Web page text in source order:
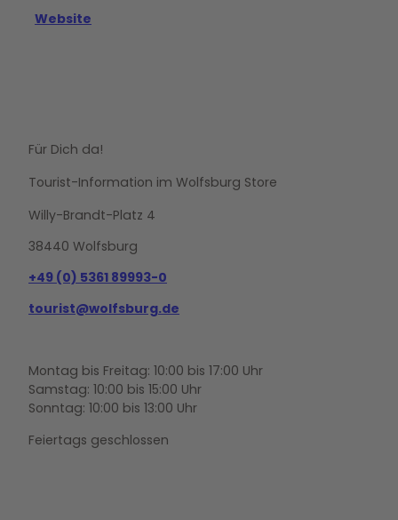
Website
Für Dich da!
Tourist-Information im Wolfsburg Store
Willy-Brandt-Platz 4
38440 Wolfsburg
+49 (0) 5361 89993-0
tourist@wolfsburg.de
Montag bis Freitag: 10:00 bis 17:00 Uhr
Samstag: 10:00 bis 15:00 Uhr
Sonntag: 10:00 bis 13:00 Uhr
Feiertags geschlossen